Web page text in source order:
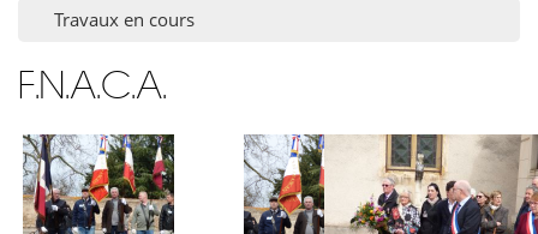
Travaux en cours
F.N.A.C.A.